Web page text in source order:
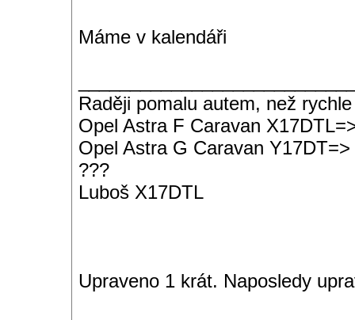
Máme v kalendáři
Raději pomalu autem, než
Opel Astra F Caravan
Opel Astra G Caravan Y17DT=>
???
Luboš X17DTL
Upraveno 1 krát. Naposledy